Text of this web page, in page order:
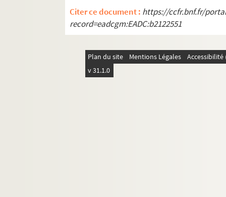
AD/41/505. Travaux divers dans les
AD/41/506. Demande d'exploitation
AD/41/507. Demande d'assignation de
AD/41/508. Subvention de la ville pour
Citer ce document : https://ccfr.bnf.fr/
record=eadcgm:EADC:b2122551
Plan du site Mentions Légales
v 31.1.0